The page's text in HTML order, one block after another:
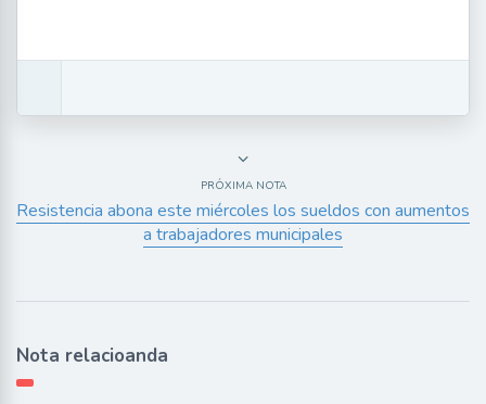
PRÓXIMA NOTA
Resistencia abona este miércoles los sueldos con aumentos
a trabajadores municipales
Nota relacioanda